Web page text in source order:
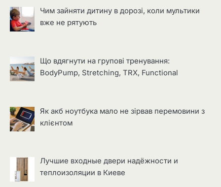
Чим зайняти дитину в дорозі, коли мультики
вже не рятують
Що вдягнути на групові тренування:
BodyPump, Stretching, TRX, Functional
Як акб ноутбука мало не зірвав перемовини з
клієнтом
Лучшие входные двери надёжности и
теплоизоляции в Киеве